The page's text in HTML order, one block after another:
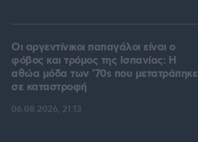
Οι αργεντίνικοι παπαγάλοι είναι ο
φόβος και τρόμος της Ισπανίας: Η
αθώα μόδα των '70s που μετατράπηκε
σε καταστροφή
06.08.2026, 21:13